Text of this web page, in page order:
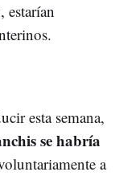
estarían
esta semana,
se habría
a